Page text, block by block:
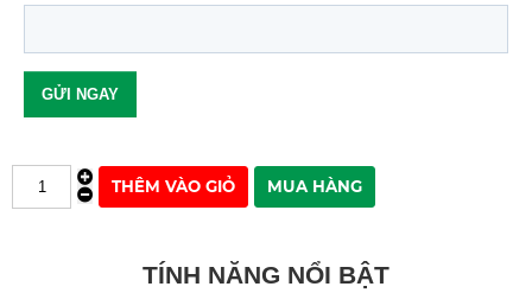
TÍNH NĂNG NỔI BẬT